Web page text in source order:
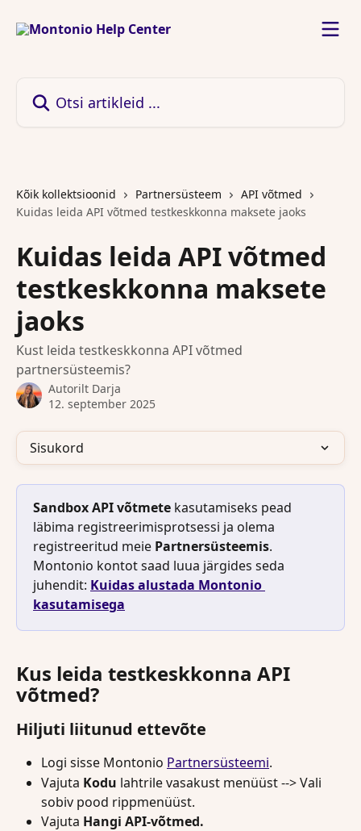
Kõik kollektsioonid Partnersüsteem
API võtmed
Kuidas leida API võtmed testkeskkonna maksete jaoks
Kuidas leida API võtmed
testkeskkonna maksete
jaoks
Kust leida testkeskkonna API võtmed
partnersüsteemis?
Autorilt Darja
12. september 2025
Sisukord
Sandbox API võtmete kasutamiseks pead
läbima registreerimisprotsessi ja olema
registreeritud meie Partnersüsteemis.
Montonio kontot saad luua järgides seda
juhendit: Kuidas alustada Montonio
kasutamisega
Kus leida testkeskkonna API
võtmed?
Hiljuti liitunud ettevõte
Logi sisse Montonio Partnersüsteemi.
Vajuta Kodu lahtrile vasakust menüüst --> Vali
sobiv pood rippmenüüst.
Vajuta Hangi API-võtmed.